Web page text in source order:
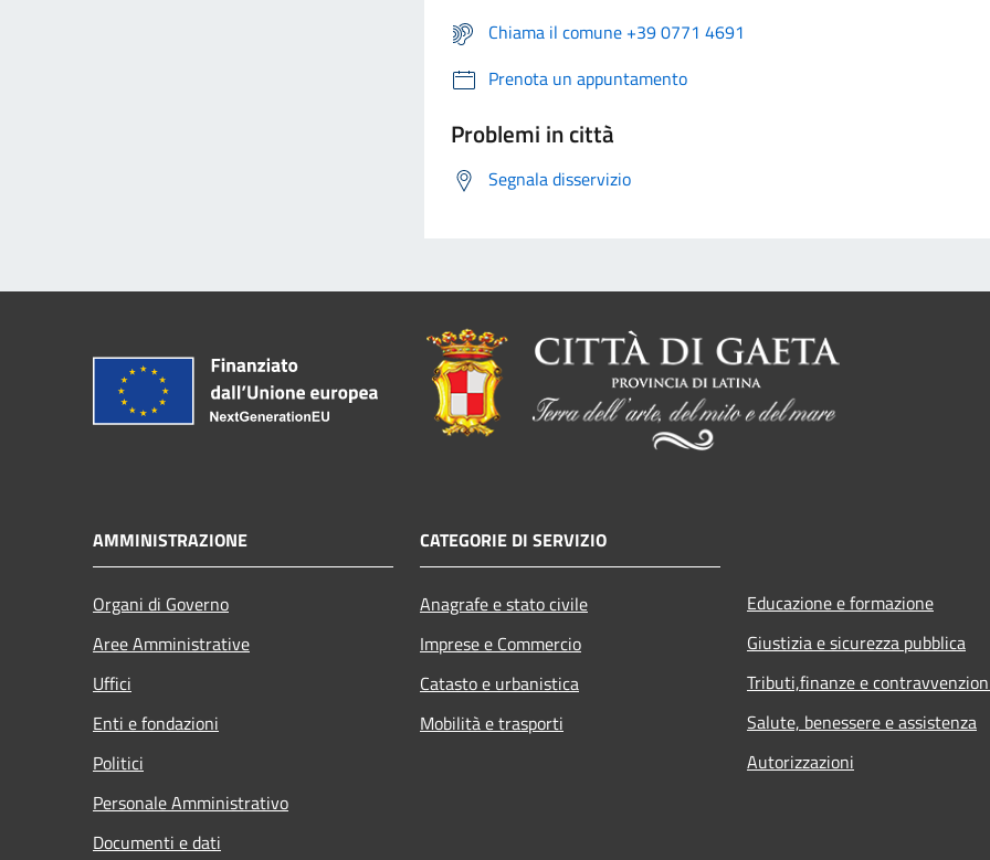
Chiama il comune +39 0771 4691
Prenota un appuntamento
Problemi in città
Segnala disservizio
AMMINISTRAZIONE
Organi di Governo
Aree Amministrative
Uffici
Enti e fondazioni
Politici
Personale Amministrativo
Documenti e dati
CATEGORIE DI SERVIZIO
Anagrafe e stato civile
Imprese e Commercio
Catasto e urbanistica
Mobilità e trasporti
Educazione e formazione
Giustizia e sicurezza pubblica
Tributi,finanze e
Salute, benessere e assistenza
Autorizzazioni